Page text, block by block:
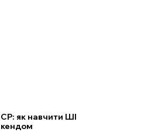
як навчити ШІ